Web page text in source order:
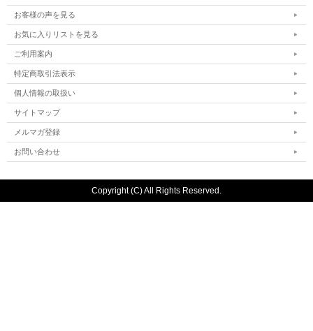
お客様の声を見る
お気に入りリストを見る
ご利用案内
特定商取引法表示
個人情報の取扱い
サイトマップ
メルマガ登録
お問い合わせ
Copyright (C) All Rights Reserved.